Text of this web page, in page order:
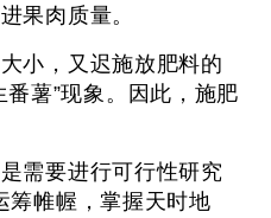
果肉质量。
小，又迟施放肥料的
薯”现象。因此，施肥
需要进行可行性研究
帷幄，掌握天时地